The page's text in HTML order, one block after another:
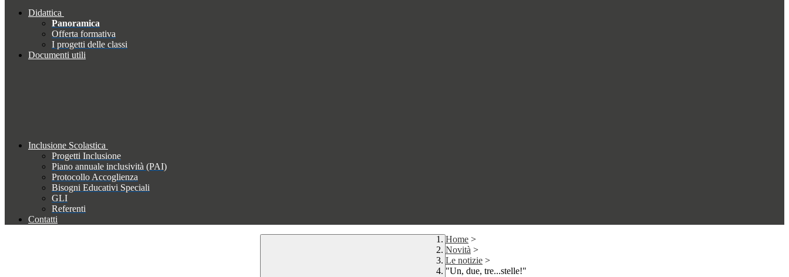
Didattica
Panoramica
Offerta formativa
I progetti delle classi
Documenti utili
Inclusione Scolastica
Progetti Inclusione
Piano annuale inclusività (PAI)
Protocollo Accoglienza
Bisogni Educativi Speciali
GLI
Referenti
Contatti
Home >
Novità >
Le notizie >
"Un, due, tre...stelle!"